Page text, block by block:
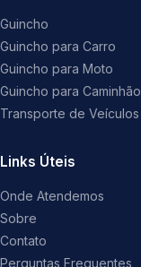
Guincho
Guincho para Carro
Guincho para Moto
Guincho para Caminhão
Transporte de Veículos
Links Úteis
Onde Atendemos
Sobre
Contato
Perguntas Frequentes